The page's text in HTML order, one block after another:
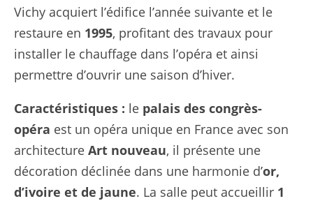
Vichy acquiert l’édifice l’année suivante et le
restaure en 1995, profitant des travaux pour
installer le chauffage dans l’opéra et ainsi
permettre d’ouvrir une saison d’hiver.
Caractéristiques : le palais des congrès-
opéra est un opéra unique en France avec son
architecture Art nouveau, il présente une
décoration déclinée dans une harmonie d’or,
d’ivoire et de jaune. La salle peut accueillir 1